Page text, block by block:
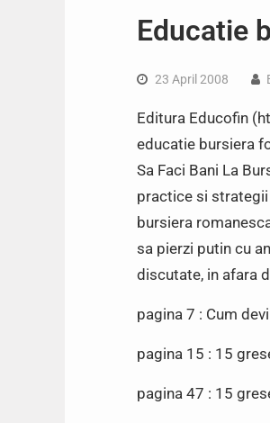
Educatie
23 April 2008
Editura Educofin
educatie bursiera
Sa Faci Bani La
practice si
bursiera
sa pierzi putin cu
discutate, in afara
pagina 7 : Cum
pagina 15 : 15
pagina 47 : 15